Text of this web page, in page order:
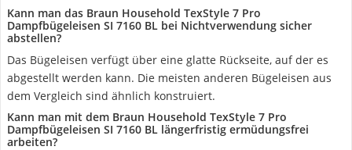
Kann man das Braun Household TexStyle 7 Pro
Dampfbügeleisen SI 7160 BL bei Nichtverwendung sicher
abstellen?
Das Bügeleisen verfügt über eine glatte Rückseite, auf der es
abgestellt werden kann. Die meisten anderen Bügeleisen aus
dem Vergleich sind ähnlich konstruiert.
Kann man mit dem Braun Household TexStyle 7 Pro
Dampfbügeleisen SI 7160 BL längerfristig ermüdungsfrei
arbeiten?